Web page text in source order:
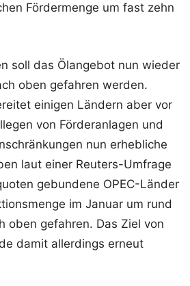
Fördermenge um fast zehn
soll das Ölangebot nun wieder
oben gefahren werden.
einigen Ländern aber vor
von Förderanlagen und
nun erhebliche
laut einer Reuters-Umfrage
gebundene OPEC-Länder
im Januar um rund
oben gefahren. Das Ziel von
damit allerdings erneut